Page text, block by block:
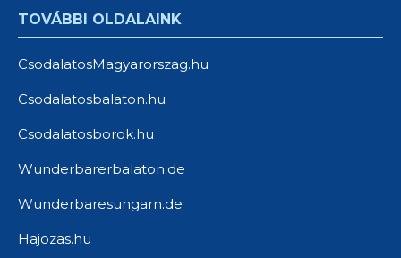
TOVÁBBI OLDALAINK
CsodalatosMagyarorszag.hu
Csodalatosbalaton.hu
Csodalatosborok.hu
Wunderbarerbalaton.de
Wunderbaresungarn.de
Hajozas.hu